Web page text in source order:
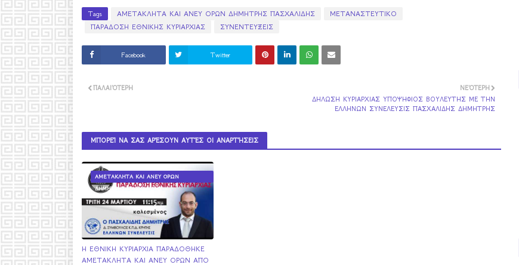
Tags ΑΜΕΤΑΚΛΗΤΑ ΚΑΙ ΑΝΕΥ ΟΡΩΝ ΔΗΜΗΤΡΗΣ ΠΑΣΧΑΛΙΔΗΣ
ΜΕΤΑΝΑΣΤΕΥΤΙΚΟ
ΠΑΡΑΔΟΣΗ ΕΘΝΙΚΗΣ ΚΥΡΙΑΡΧΙΑΣ
ΣΥΝΕΝΤΕΥΞΕΙΣ
Facebook Twitter
ΝΕΌΤΕΡΗ
ΔΗΛΩΣΗ ΚΥΡΙΑΡΧΙΑΣ ΥΠΟΨΗΦΙΟΣ ΒΟΥΛΕΥΤΗΣ ΜΕ ΤΗΝ
ΕΛΛΗΝΩΝ ΣΥΝΕΛΕΥΣΙΣ ΠΑΣΧΑΛΙΔΗΣ ΔΗΜΗΤΡΗΣ
ΠΑΛΑΙΌΤΕΡΗ
ΜΠΟΡΕΊ ΝΑ ΣΑΣ ΑΡΈΣΟΥΝ ΑΥΤΈΣ ΟΙ ΑΝΑΡΤΉΣΕΙΣ
ΑΜΕΤΑΚΛΗΤΑ ΚΑΙ ΑΝΕΥ ΟΡΩΝ
ΔΗΜΗΤΡΗΣ ΠΑΣΧΑΛΙΔΗΣ
Η ΕΘΝΙΚΗ ΚΥΡΙΑΡΧΙΑ ΠΑΡΑΔΟΘΗΚΕ
ΑΜΕΤΑΚΛΗΤΑ ΚΑΙ ΑΝΕΥ ΟΡΩΝ ΑΠΟ